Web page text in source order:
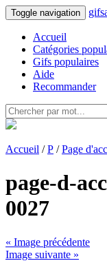
Toggle navigation
Accueil
Catégories
Gifs populaires
Aide
Recommander
Accueil /P /Page
page-d-
0027
« Image précédente
Image suivante »